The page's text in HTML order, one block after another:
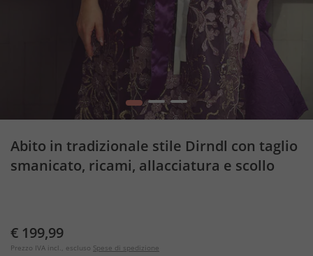
1 2 3
Abito in tradizionale stile Dirndl con taglio
smanicato, ricami, allacciatura e scollo
€ 199,99
Prezzo IVA incl., escluso Spese di spedizione